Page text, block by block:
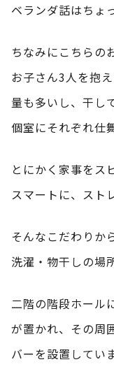
ベランダ話はちょ
ちなみにこちらの
お子さん3人を抱え
量も多いし、干し
個室にそれぞれ仕
とにかく家事をス
スマートに、スト
そんなこだわりか
洗濯・物干しの場
二階の階段ホール
が置かれ、その周
バーを設置してい